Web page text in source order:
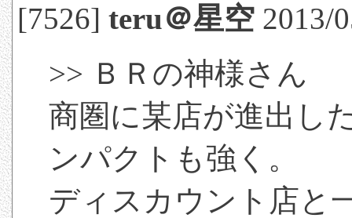
[7526]teru＠星空 2013/
>> ＢＲの神様さん
商圏に某店が進出し
ンパクトも強く。
ディスカウント店と